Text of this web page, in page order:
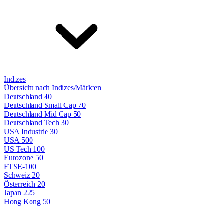
Indizes
Übersicht nach Indizes/Märkten
Deutschland 40
Deutschland Small Cap 70
Deutschland Mid Cap 50
Deutschland Tech 30
USA Industrie 30
USA 500
US Tech 100
Eurozone 50
FTSE-100
Schweiz 20
Österreich 20
Japan 225
Hong Kong 50